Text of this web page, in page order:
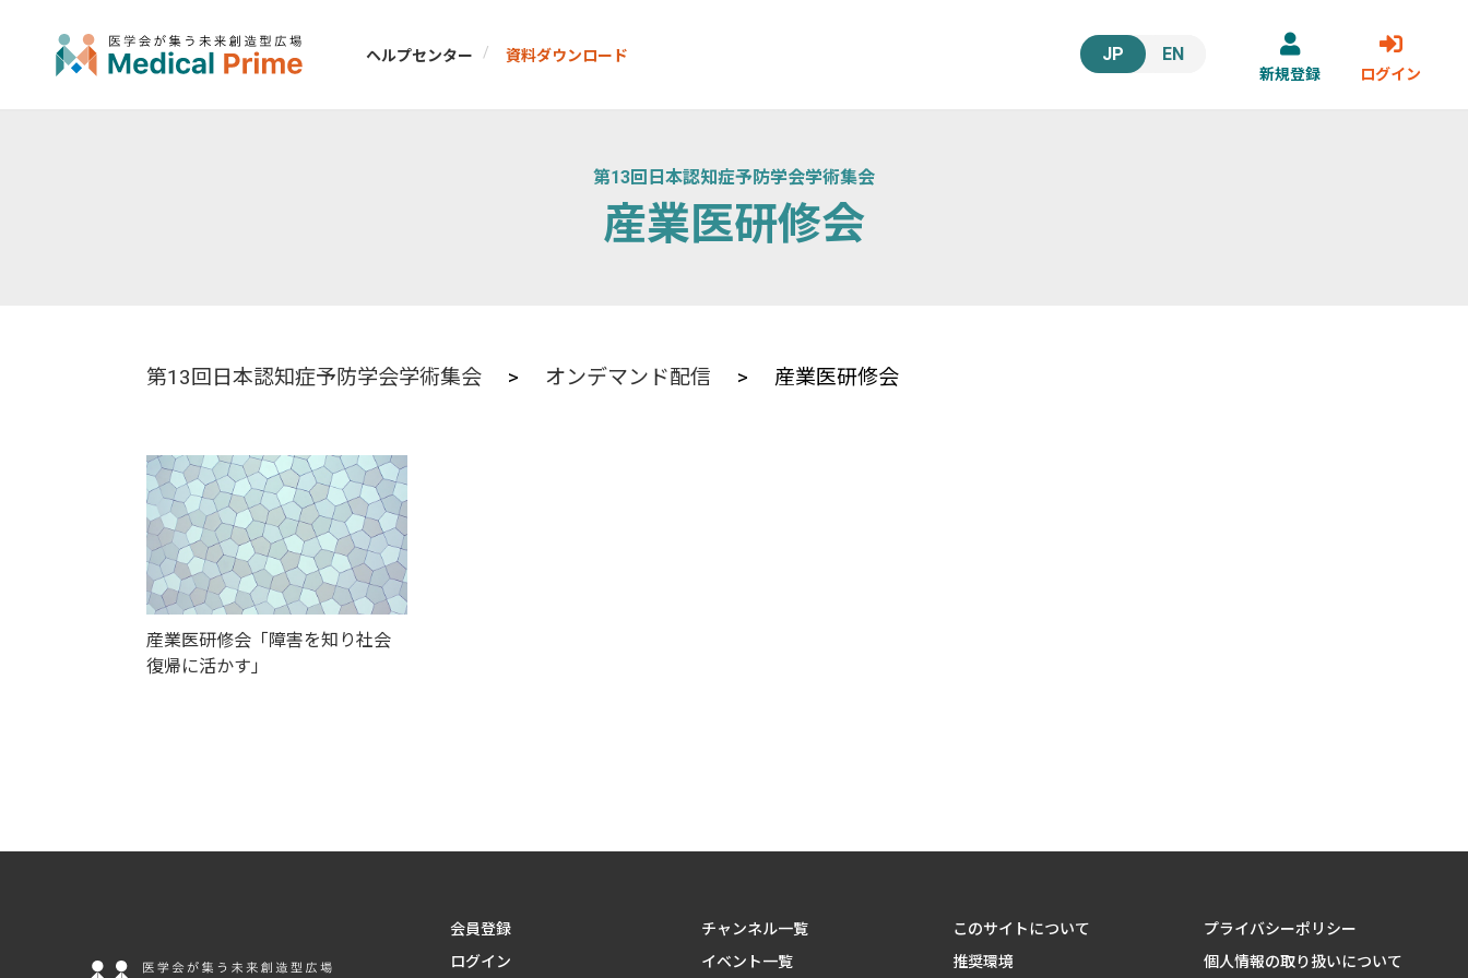
JP EN
ヘルプセンター
資料ダウンロード
新規登録
ログイン
第13回日本認知症予防学会学術集会
産業医研修会
第13回日本認知症予防学会学術集会 > オンデマンド配信 > 産業医研修会
産業医研修会「障害を知り社会
復帰に活かす」
会員登録
ログイン
チャンネル一覧
イベント一覧
このサイトについて
推奨環境
プライバシーポリシー
個人情報の取り扱いについて